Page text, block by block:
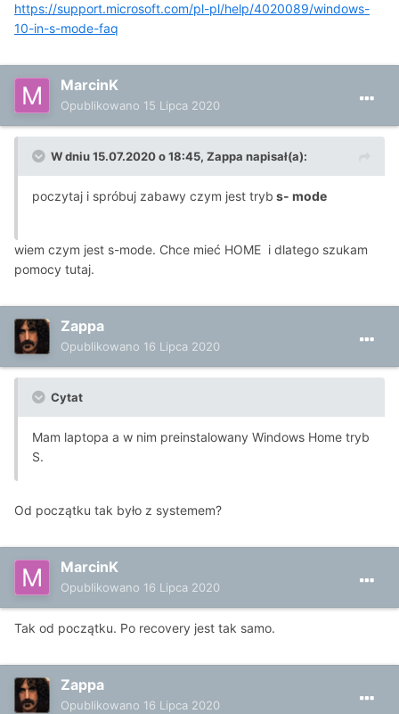
https://support.microsoft.com/pl-pl/help/4020089/windows-
10-in-s-mode-faq
MarcinK
Opublikowano 15 Lipca 2020
W dniu 15.07.2020 o 18:45, Zappa napisał(a):
poczytaj i spróbuj zabawy czym jest tryb s- mode
wiem czym jest s-mode. Chce mieć HOME i dlatego szukam
pomocy tutaj.
Zappa
Opublikowano 16 Lipca 2020
Cytat
Mam laptopa a w nim preinstalowany Windows Home tryb
S.
Od początku tak było z systemem?
MarcinK
Opublikowano 16 Lipca 2020
Tak od początku. Po recovery jest tak samo.
Zappa
Opublikowano 16 Lipca 2020